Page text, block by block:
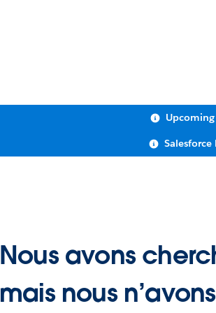
Nous avons
mais nous